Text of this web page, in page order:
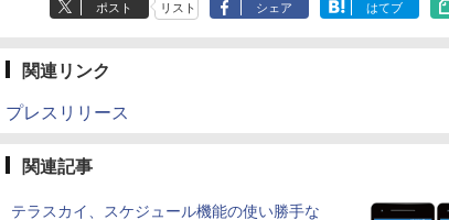
ポスト リスト シェア はてブ
関連リンク
プレスリリース
関連記事
テラスカイ、スケジュール機能の使い勝手な